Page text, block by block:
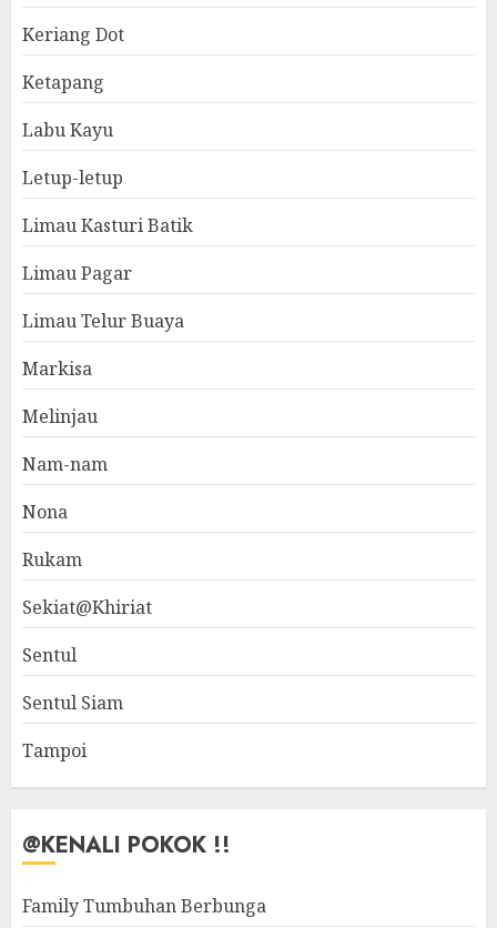
Keriang Dot
Ketapang
Labu Kayu
Letup-letup
Limau Kasturi Batik
Limau Pagar
Limau Telur Buaya
Markisa
Melinjau
Nam-nam
Nona
Rukam
Sekiat@Khiriat
Sentul
Sentul Siam
Tampoi
@KENALI POKOK !!
Family Tumbuhan Berbunga